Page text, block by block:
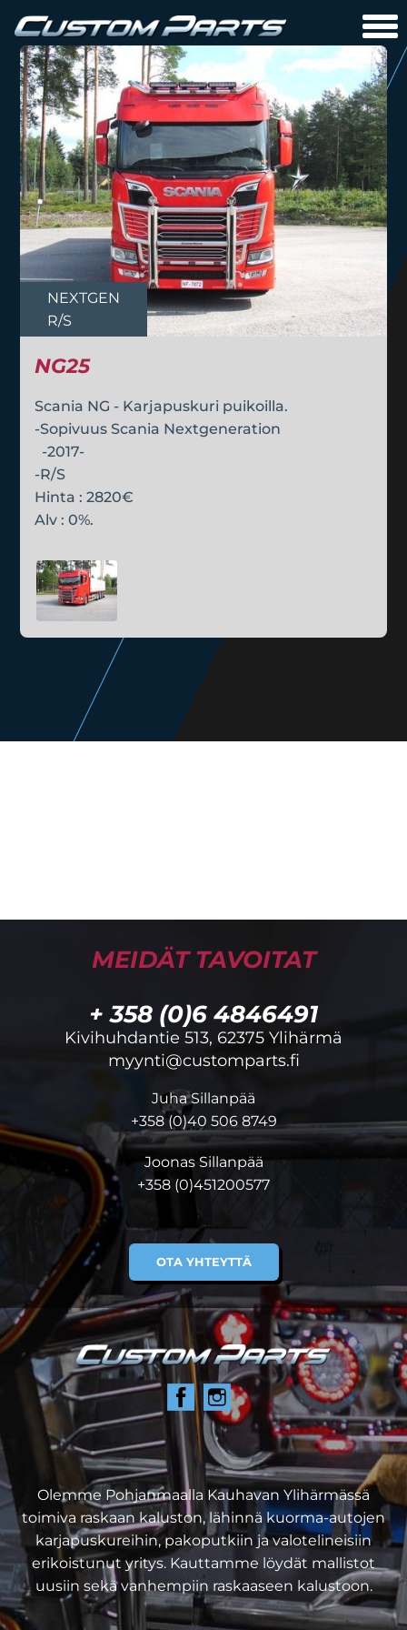
NEXTGEN
R/S
NG25
Scania NG - Karjapuskuri puikoilla.
-Sopivuus Scania Nextgeneration
-2017-
-R/S
Hinta : 2820€
Alv : 0%.
MEIDÄT TAVOITAT
+ 358 (0)6 4846491
Kivihuhdantie 513, 62375 Ylihärmä
myynti@customparts.fi
Juha Sillanpää
+358 (0)40 506 8749
Joonas Sillanpää
+358 (0)451200577
OTA YHTEYTTÄ
Olemme Pohjanmaalla Kauhavan Ylihärmässä
toimiva raskaan kaluston, lähinnä kuorma-autojen
karjapuskureihin, pakoputkiin ja valotelineisiin
erikoistunut yritys. Kauttamme löydät mallistot
uusiin sekä vanhempiin raskaaseen kalustoon.